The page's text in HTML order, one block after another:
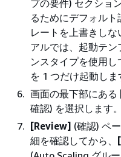
プの要件) セクショ
るためにデフォル
レートを上書きしな
アルでは、起動テ
ンスタイプを使用
を 1 つだけ起動しま
画面の最下部にある
確認) を選択します。
[Review] (確認) ペ
細を確認してから、